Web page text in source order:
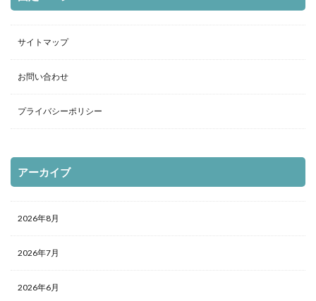
サイトマップ
お問い合わせ
プライバシーポリシー
アーカイブ
2026年8月
2026年7月
2026年6月